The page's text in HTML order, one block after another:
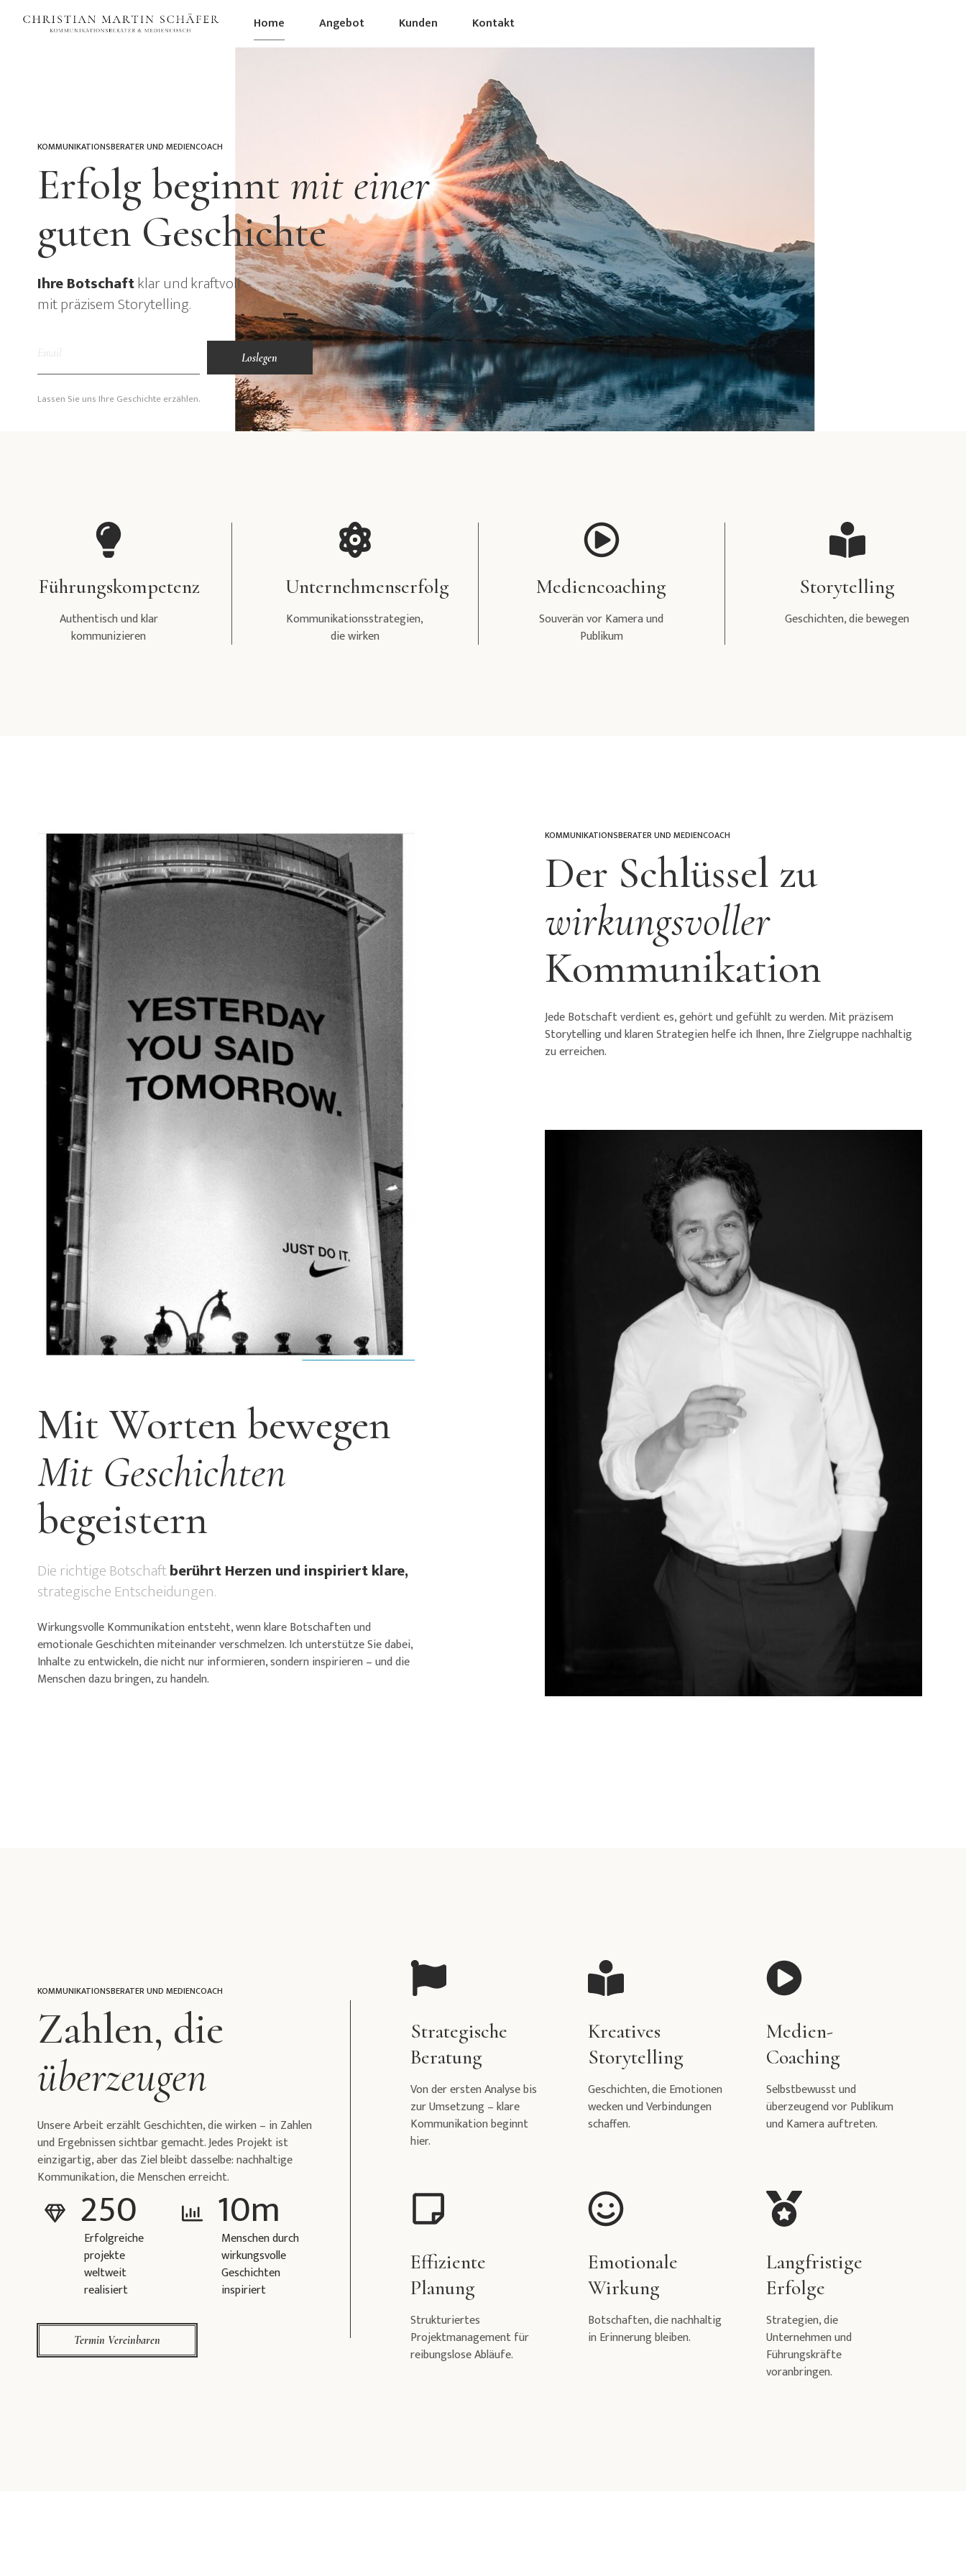
Home Angebot Kunden Kontakt
KOMMUNIKATIONSBERATER UND MEDIENCOACH
Erfolg beginnt mit einer
guten Geschichte
Ihre Botschaftklar und kraftvoll –
mit präzisem Storytelling.
Loslegen
Lassen Sie uns Ihre Geschichte erzählen.
Führungskompetenz
Authentisch und klar
kommunizieren
Unternehmenserfolg
Kommunikationsstrategien,
die wirken
Mediencoaching
Souverän vor Kamera und
Publikum
Storytelling
Geschichten, die bewegen
Mit Worten bewegen
Mit Geschichten
begeistern
Die richtige Botschaftberührt Herzen und inspiriert klare,
strategische Entscheidungen.
Wirkungsvolle Kommunikation entsteht, wenn klare Botschaften und
emotionale Geschichten miteinander verschmelzen. Ich unterstütze Sie dabei,
Inhalte zu entwickeln, die nicht nur informieren, sondern inspirieren – und die
Menschen dazu bringen, zu handeln.
KOMMUNIKATIONSBERATER UND MEDIENCOACH
Der Schlüssel zu
wirkungsvoller
Kommunikation
Jede Botschaft verdient es, gehört und gefühlt zu werden. Mit präzisem
Storytelling und klaren Strategien helfe ich Ihnen, Ihre Zielgruppe nachhaltig
zu erreichen.
KOMMUNIKATIONSBERATER UND MEDIENCOACH
Zahlen, die
überzeugen
Unsere Arbeit erzählt Geschichten, die wirken – in Zahlen
und Ergebnissen sichtbar gemacht. Jedes Projekt ist
einzigartig, aber das Ziel bleibt dasselbe: nachhaltige
Kommunikation, die Menschen erreicht.
250
Erfolgreiche
projekte
weltweit
realisiert
10m
Menschen durch
wirkungsvolle
Geschichten
inspiriert
Termin Vereinbaren
Strategische
Beratung
Von der ersten Analyse bis
zur Umsetzung – klare
Kommunikation beginnt
hier.
Kreatives
Storytelling
Geschichten, die Emotionen
wecken und Verbindungen
schaffen.
Medien-
Coaching
Selbstbewusst und
überzeugend vor Publikum
und Kamera auftreten.
Effiziente
Planung
Strukturiertes
Projektmanagement für
reibungslose Abläufe.
Emotionale
Wirkung
Botschaften, die nachhaltig
in Erinnerung bleiben.
Langfristige
Erfolge
Strategien, die
Unternehmen und
Führungskräfte
voranbringen.